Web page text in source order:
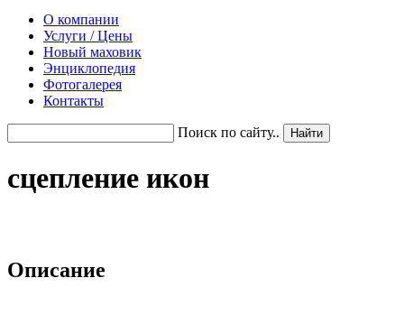
О компании
Услуги / Цены
Новый маховик
Энциклопедия
Фотогалерея
Контакты
Поиск по сайту..
сцепление икон
Описание